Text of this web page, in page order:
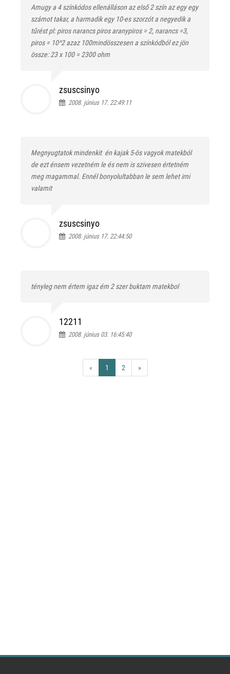
Amugy a 4 színkódos ellenálláson az első 2 szín az egy egy
számot takar, a harmadik egy 10-es szorzót a negyedik a
tűrést pl: piros narancs piros aranypiros = 2, narancs =3,
piros = 10^2 azaz 100mindösszesen a színkódból ez jön
össze: 23 x 100 = 2300 ohm
zsuscsinyo
2008. június 17. 22:49:11
Megnyugtatok mindenkit én kajak 5-ös vagyok matekból
de ezt énsem vezetném le és nem is szivesen értetném
meg magammal. Ennél bonyolultabban le sem lehet irni
valamit
zsuscsinyo
2008. június 17. 22:44:50
tényleg nem értem igaz ém 2 szer buktam matekbol
12211
2008. június 03. 16:45:40
« 1 2 »